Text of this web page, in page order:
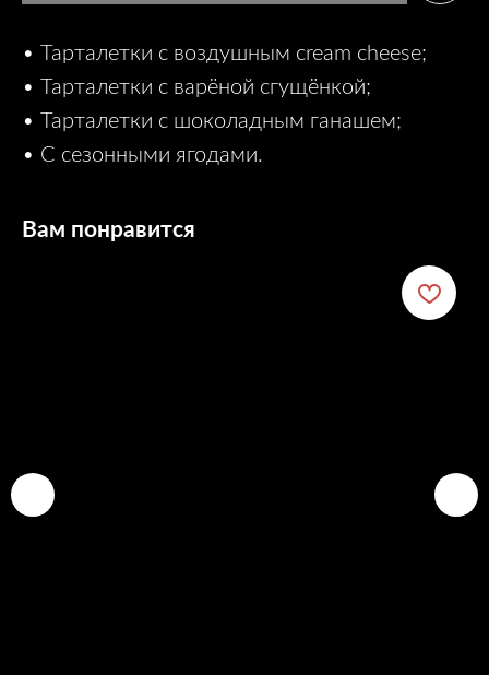
• Тарталетки с воздушным cream cheese;
• Тарталетки с варёной сгущëнкой;
• Тарталетки с шоколадным ганашем;
• С сезонными ягодами.
Вам понравится